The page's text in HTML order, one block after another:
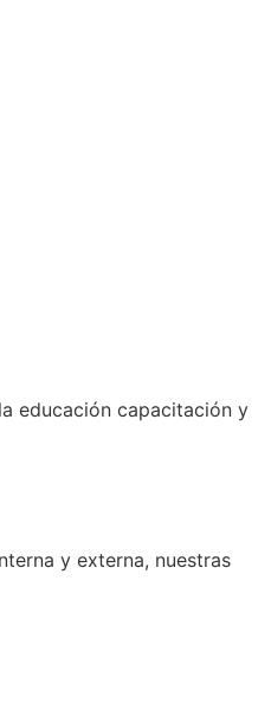
educación capacitación y
y externa, nuestras